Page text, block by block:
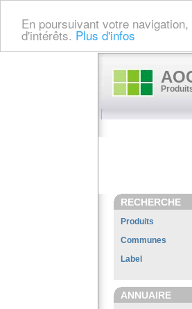
En poursuivant votre
d'intérêts. Plus d'infos
RECHERCHE
Produits
Communes
Label
ANNUAIRE